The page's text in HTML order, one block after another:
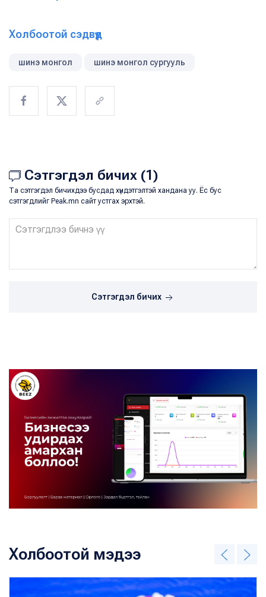
Холбоотой сэдвүүд
шинэ монгол шинэ монгол сургууль
Сэтгэгдэл бичих (1)
Та сэтгэгдэл бичихдээ бусдад хүндэтгэлтэй хандана уу. Ёс бус
сэтгэгдлийг Peak.mn сайт устгах эрхтэй.
Сэтгэгдэл бичих
Холбоотой мэдээ